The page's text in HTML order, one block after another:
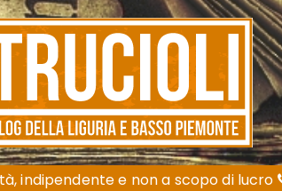
indipendente e non a scopo di lucro